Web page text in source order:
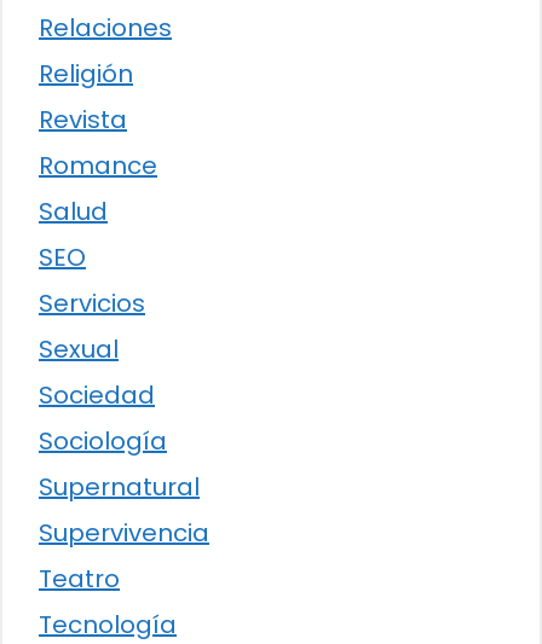
Relaciones
Religión
Revista
Romance
Salud
SEO
Servicios
Sexual
Sociedad
Sociología
Supernatural
Supervivencia
Teatro
Tecnología